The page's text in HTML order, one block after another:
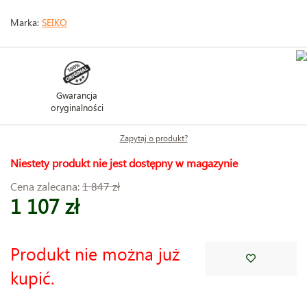
Marka: SEIKO
Gwarancja
oryginalności
Zapytaj o produkt?
Niestety produkt nie jest dostępny w magazynie
Cena zalecana:1 847 zł
1 107 zł
Produkt nie można już
kupić.